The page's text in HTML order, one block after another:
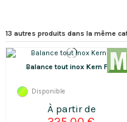
13 autres produits dans la même
Balance tout inox Kern FFN
Disponible